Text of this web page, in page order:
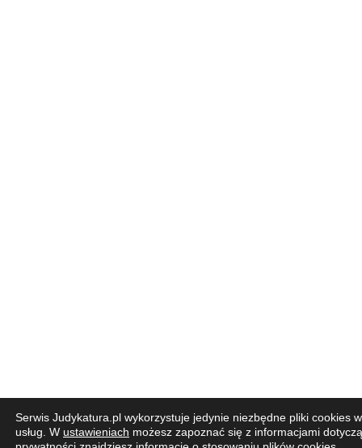
Serwis Judykatura.pl wykorzystuje jedynie niezbędne pliki cookies
usług. W ustawieniach możesz zapoznać się z informacjami